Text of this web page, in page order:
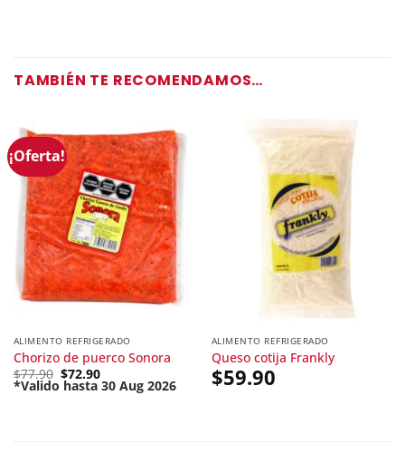
TAMBIÉN TE RECOMENDAMOS…
¡Oferta!
ALIMENTO REFRIGERADO
Chorizo de puerco Sonora
$77.90 Original
price
was:
$72.90
*Valido hasta 30 Aug 2026
Current
ALIMENTO REFRIGERADO
Queso cotija Frankly
$59.90